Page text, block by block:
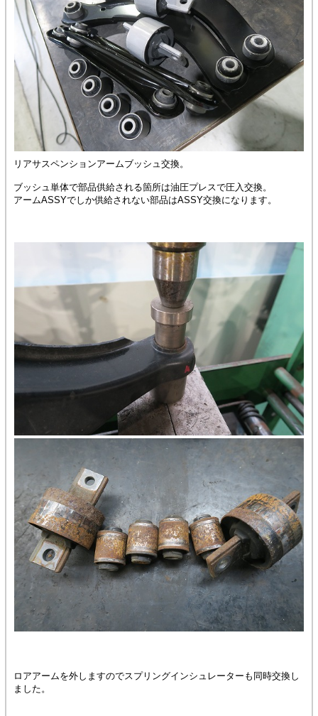
リアサスペンションアームブッシュ交換。
ブッシュ単体で部品供給される箇所は油圧プレスで圧入交換。
アームASSYでしか供給されない部品はASSY交換になります。
ロアアームを外しますのでスプリングインシュレーターも同時交換し
ました。